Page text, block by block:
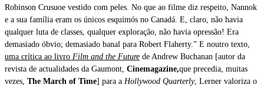
Robinson Crusuoe vestido com peles. No que ao filme diz respeito, Nannok
e a sua família eram os únicos esquimós no Canadá. E, claro, não havia
qualquer luta de classes, qualquer exploração, não havia opressão! Era
demasiado óbvio; demasiado banal para Robert Flaherty.” E noutro texto,
uma crítica ao livro Film and the Future de Andrew Buchanan [autor da
revista de actualidades da Gaumont, Cinemagazine,que precedia, muitas
vezes, The March of Time] para a Hollywood Quarterly, Lerner valoriza o